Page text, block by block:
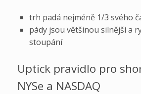
trh padá nejméně 1/3 svého
pády jsou většinou silnější a
stoupání
Uptick pravidlo pro
NYSe a NASDAQ